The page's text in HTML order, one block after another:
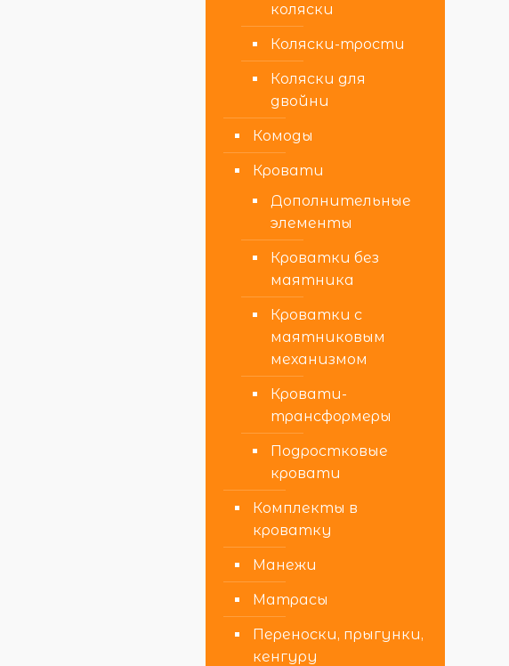
коляски
Коляски-трости
Коляски для
двойни
Комоды
Кровати
Дополнительные
элементы
Кроватки без
маятника
Кроватки с
маятниковым
механизмом
Кровати-
трансформеры
Подростковые
кровати
Комплекты в
кроватку
Манежи
Матрасы
Переноски, прыгунки,
кенгуру